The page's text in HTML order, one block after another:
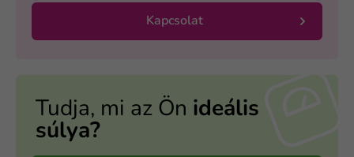
Kapcsolat
Tudja, mi az Ön ideális
súlya?